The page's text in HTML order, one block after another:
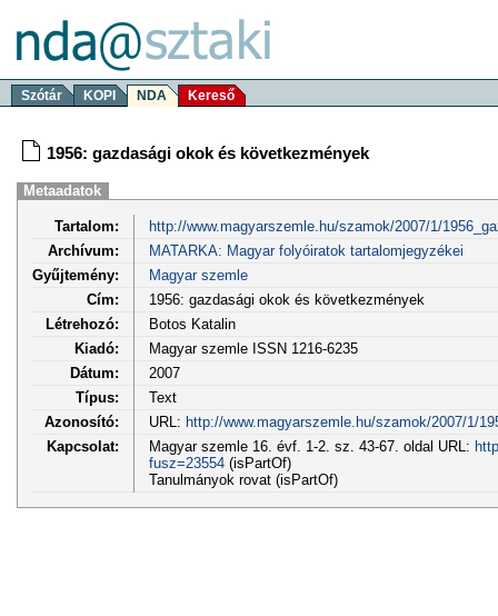
Szótár KOPI NDA Kereső
1956: gazdasági okok és következmények
Metaadatok
Tartalom:
http://www.magyarszemle.hu/szamok/2007/1/
Archívum:
MATARKA: Magyar folyóiratok tartalomjegyzékei
Gyűjtemény:
Magyar szemle
Cím:
1956: gazdasági okok és következmények
Létrehozó:
Botos Katalin
Kiadó:
Magyar szemle ISSN 1216-6235
Dátum:
2007
Típus:
Text
Azonosító:
URL: http://www.magyarszemle.hu/szamok/2007/1/
Kapcsolat:
Magyar szemle 16. évf. 1-2. sz. 43-67. oldal URL:
fusz=23554(isPartOf)
Tanulmányok rovat (isPartOf)